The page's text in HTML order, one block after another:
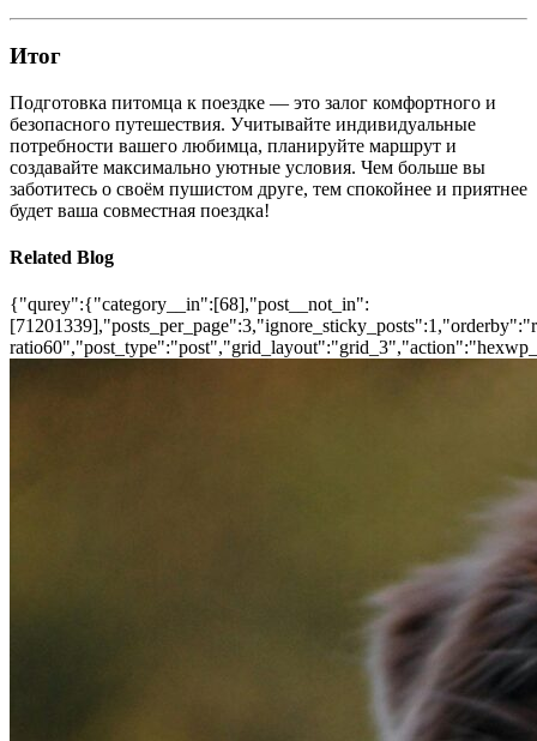
Итог
Подготовка питомца к поездке — это залог комфортного и
безопасного путешествия. Учитывайте индивидуальные
потребности вашего любимца, планируйте маршрут и
создавайте максимально уютные условия. Чем больше вы
заботитесь о своём пушистом друге, тем спокойнее и приятнее
будет ваша совместная поездка!
Related Blog
{"qurey":{"category__in":[68],"post__not_in":